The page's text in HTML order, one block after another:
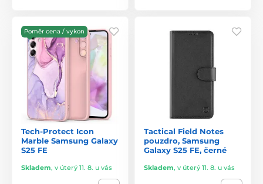
Poměr cena / vykon
Tech-Protect Icon
Marble Samsung Galaxy
S25 FE
Skladem, v úterý 11. 8. u vás
Tactical Field Notes
pouzdro, Samsung
Galaxy S25 FE, černé
Skladem, v úterý 11. 8. u vás